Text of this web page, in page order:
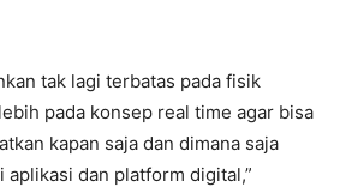
tak lagi terbatas pada fisik
pada konsep real time agar bisa
kapan saja dan dimana saja
aplikasi dan platform digital,”